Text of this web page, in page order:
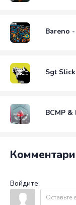
Bareno
Sgt
BCMP
Войдите: